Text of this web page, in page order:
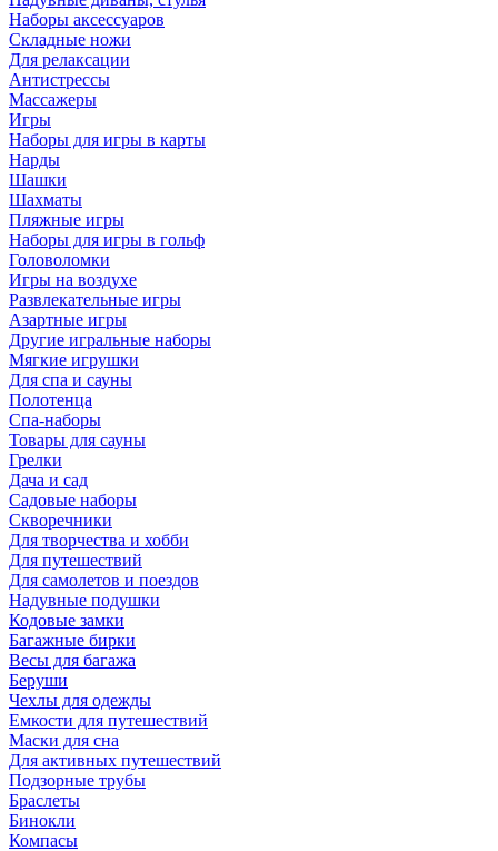
Наборы аксессуаров
Складные ножи
Для релаксации
Антистрессы
Массажеры
Игры
Наборы для игры в карты
Нарды
Шашки
Шахматы
Пляжные игры
Наборы для игры в гольф
Головоломки
Игры на воздухе
Развлекательные игры
Азартные игры
Другие игральные наборы
Мягкие игрушки
Для спа и сауны
Полотенца
Спа-наборы
Товары для сауны
Грелки
Дача и сад
Садовые наборы
Скворечники
Для творчества и хобби
Для путешествий
Для самолетов и поездов
Надувные подушки
Кодовые замки
Багажные бирки
Весы для багажа
Беруши
Чехлы для одежды
Емкости для путешествий
Маски для сна
Для активных путешествий
Подзорные трубы
Браслеты
Бинокли
Компасы